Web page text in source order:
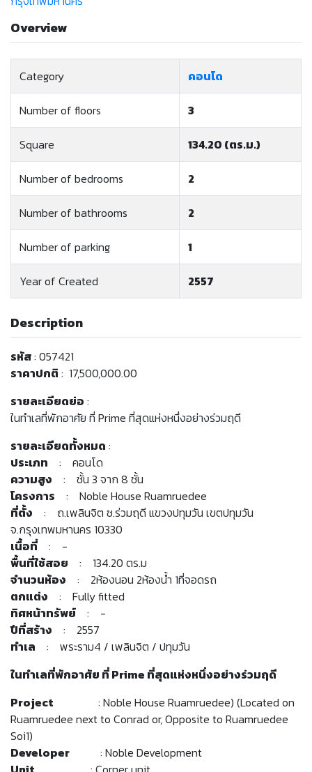
Overview
Category คอนโด
Number of floors 3
Square 134.20 (ตร.ม.)
Number of bedrooms 2
Number of bathrooms 2
Number of parking 1
Year of Created 2557
Description
รหัส: 057421
ราคาปกติ : 17,500,000.00
รายละเอียดย่อ :
ในทำเลที่พักอาศัย ที่ Prime ที่สุดแห่งหนึ่งอย่างร่วมฤดี
รายละเอียดทั้งหมด :
ประเภท : คอนโด
ความสูง : ชั้น 3 จาก 8 ชั้น
โครงการ : Noble House Ruamruedee
ที่ตั้ง : ถ.เพลินจิต ซ.ร่วมฤดี แขวงปทุมวัน เขตปทุมวัน
จ.กรุงเทพมหานคร 10330
เนื้อที่ : -
พื้นที่ใช้สอย : 134.20 ตร.ม
จำนวนห้อง : 2ห้องนอน 2ห้องน้ำ 1ที่จอดรถ
ตกแต่ง : Fully fitted
ทิศหน้าทรัพย์ : -
ปีที่สร้าง : 2557
ทำเล : พระราม4 / เพลินจิต / ปทุมวัน
ในทำเลที่พักอาศัย ที่ Prime ที่สุดแห่งหนึ่งอย่างร่วมฤดี
Project : Noble House Ruamruedee) (Located on
Ruamruedee next to Conrad or, Opposite to Ruamruedee
Soi1)
Developer : Noble Development